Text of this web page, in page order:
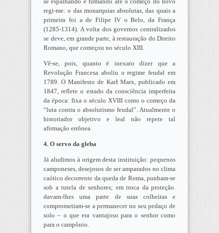
regi-me: o das monarquias absolutas, das quais a
primeira foi a de Filipe IV o Belo, da França
(1285-1314). A volta dos governos centralizados
se deve, em grande parte, à restauração do Direito
Romano, que começou no século XIII.
Vê-se, pois, quanto é inexato dizer que a
Revolução Francesa aboliu o regime feudal em
1789. O Manifesto de KarI Marx, publicado em
1847, reflete o estado da consciência imperfeita
da época: fixa o século XVIII como o começo da
“luta contra o absolutismo feudal”. Atualmente o
historiador objetivo e leal não repete tal
afirmação errônea.
4. O servo da gleba
Já aludimos à origem desta instituição: pequenos
camponeses, desejosos de ser amparados no clima
caótico decorrente da queda de Roma, punham-se
sob a tutela de senhores; em troca da proteção.
davam-lhes uma parte de suas colheitas e
comprometiam-se a permanecer no seu pedaço de
solo – o que era vantajoso para o senhor como
para o campônio.